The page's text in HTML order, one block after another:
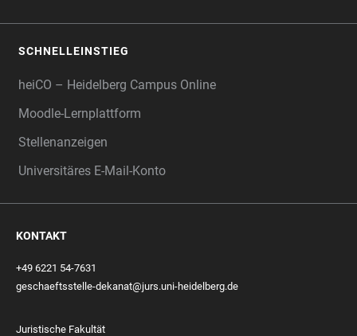
SCHNELLEINSTIEG
heiCO – Heidelberg Campus Online
Moodle-Lernplattform
Stellenanzeigen
Universitäres E-Mail-Konto
KONTAKT
+49 6221 54-7631
geschaeftsstelle-dekanat@jurs.uni-heidelberg.de
Juristische Fakultät